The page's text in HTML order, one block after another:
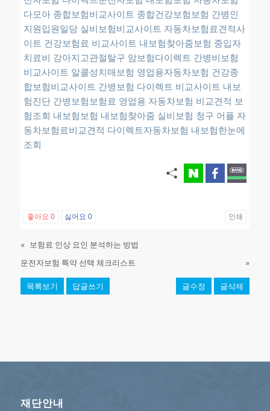
다모아 종합보험비교사이트 종합건강보험보험 간병인
지원입원일당 실비보험비교사이트 자동차보험료견적사
이트 건강보험료 비교사이트 내보험찾아줌보험 중입자
치료비 강아지고관절탈구 암보험다이렉트 간병비보험
비교사이트 알콜성치매보험 영업용자동차보험 건강종
합보험비교사이트 간병보험 다이렉트 비교사이트 내보
험진단 간병보험보험료 영업용 자동차보험 비교견적 보
험조회 내보험보험 내보험찾아줌 실비보험 청구 어플 자
동차보험료비교견적 다이렉트자동차보험 내보험한눈에
조회
좋아요 0 싫어요 0 인쇄
« 보험료 인상 요인 분석하는 방법
운전자보험 특약 선택 체크리스트
»
목록보기 답글쓰기 글수정 글삭제
재단안내